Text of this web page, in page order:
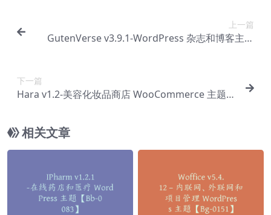
上一篇
GutenVerse v3.9.1-WordPress 杂志和博客主题
下一篇
Hara v1.2-美容化妆品商店 WooCommerce 主题
相关文章